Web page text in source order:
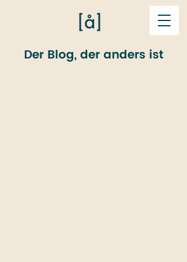
Der Blog, der anders ist